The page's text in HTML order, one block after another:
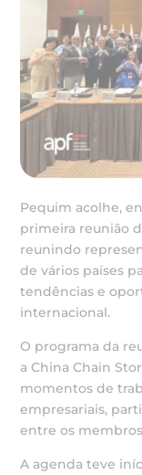
Pequim acolhe,
primeira reunião
reunindo
de vários países
tendências e
internacional.
O programa da
a China Chain
momentos de
empresariais,
entre os
A agenda teve